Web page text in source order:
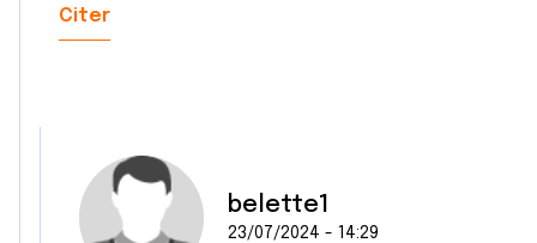
Citer
belette1
23/07/2024 - 14:29